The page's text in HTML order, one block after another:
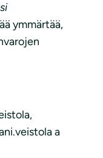
ymmärtää,
a